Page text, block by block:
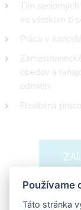
Tím
vo všetkom ti
Práca v
obedov a
odmien
Flexibilná
Používame
Táto stránka